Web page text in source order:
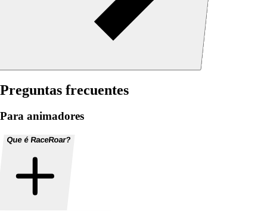
Preguntas frecuentes
Para animadores
Que é RaceRoar?